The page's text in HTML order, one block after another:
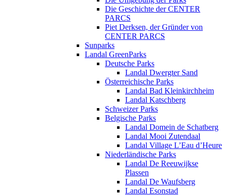
Die Geschichte der CENTER
PARCS
Piet Derksen, der Gründer von
CENTER PARCS
Sunparks
Landal GreenParks
Deutsche Parks
Landal Dwergter Sand
Österreichische Parks
Landal Bad Kleinkirchheim
Landal Katschberg
Schweizer Parks
Belgische Parks
Landal Domein de Schatberg
Landal Mooi Zutendaal
Landal Village L’Eau d’Heure
Niederländische Parks
Landal De Reeuwijkse
Plassen
Landal De Waufsberg
Landal Esonstad